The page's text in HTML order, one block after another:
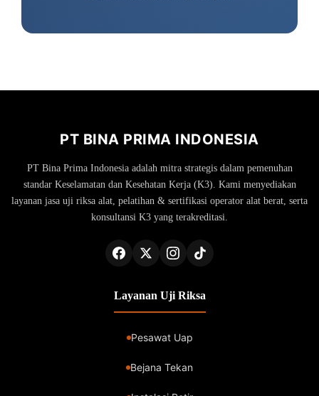
PT BINA PRIMA INDONESIA
PT Bina Prima Indonesia adalah mitra strategis dalam pemenuhan
standar Keselamatan dan Kesehatan Kerja (K3). Kami menyediakan
layanan jasa uji riksa alat, pelatihan & sertifikasi operator alat berat, serta
konsultansi K3 yang terakreditasi.
Layanan Uji Riksa
Pesawat Uap
Bejana Tekan